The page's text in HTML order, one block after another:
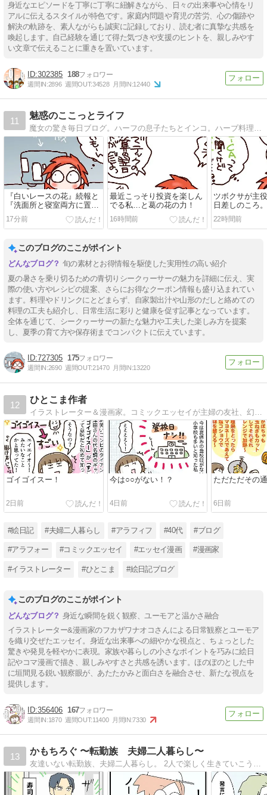
身近なエピソードを丁寧に丁寧に紐解きながら、日々の出来事や心情をリ
アルに伝えるスタイルが特色です。家庭内問題や育児の苦労、心の傷跡や
解決の軌跡を、素人ながらも誠実に記録しており、読む者に真摯な共感を
喚起します。自己経験を通じて得た気づきや支援のヒントを、親しみやす
い文章で伝えることに重きを置いています。
302385 188
週間IN:2896 週間OUT:34528 月間IN:12440
11
魅惑のここっとライフ
『白いレースの花』続報と
『洗面所と寝室両方に置い
てあるもの』
17分前
最近こっそり投資を楽しん
でる私…と葛の花の力！
16時間前
ツボクサが主
日差しのころ。
22時間前
このブログのここがポイント
旬の素材とお得情報を駆使した実用性の高い紹介
夏の暑さを乗り切るための青切りシークヮーサーの魅力を詳細に伝え、実
際の使い方やレシピの提案、さらにお得なクーポン情報も盛り込まれてい
ます。料理やドリンクにとどまらず、自家製出汁や山形のだしと絡めての
料理の工夫も紹介し、日常生活に彩りと健康を促す記事となっています。
全体を通じて、シークヮーサーの新たな魅力や工夫した楽しみ方を提案
し、夏季の育て方や保存術までコンパクトに伝えています。
727305 175
週間IN:2690 週間OUT:21470 月間IN:13220
12
ひとこま作者
ゴイゴイスー！
2日前
今は○○がない！？
4日前
ただただその
6日前
#絵日記 #夫婦二人暮らし #アラフィフ #40代 #ブログ
#アラフォー #コミックエッセイ #エッセイ漫画 #漫画家
#イラストレーター #ひとこま #絵日記ブログ
このブログのここがポイント
身近な瞬間を鋭く観察、ユーモアと温かさ融合
イラストレーター&漫画家のフカザワナオコさんによる日常観察とユーモア
を織り交ぜたエッセイ。身近な出来事への細やかな視点と、ちょっとした
驚きや発見を軽やかに表現。家族や暮らしの小さなポイントを巧みに絵日
記やコマ漫画で描き、親しみやすさと共感を誘います。ほのぼのとした中
に垣間見る鋭い観察眼が、あたたかみと面白さを融合させ、新たな視点を
提供します。
356406 167
週間IN:1870 週間OUT:11400 月間IN:7330
13
かもちろぐ 〜転勤族 夫婦二人暮らし〜